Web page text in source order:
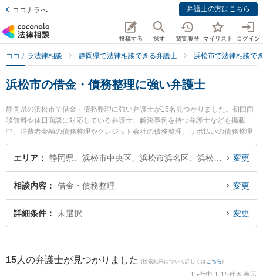
ココナラへ 弁護士の方はこちら
投稿する 探す 閲覧履歴 マイリスト ログイン
ココナラ法律相談 静岡県で法律相談できる弁護士 浜松市で法律相談で
浜松市の借金・債務整理に強い弁護士
静岡県の浜松市で借金・債務整理に強い弁護士が15名見つかりました。初回面
談無料や休日面談に対応している弁護士、解決事例を持つ弁護士なども掲載
中。消費者金融の債務整理やクレジット会社の債務整理、リボ払いの債務整理
等の細かな分野での絞り込み検索もでき便利です。特にJPS総合法律事務所 浜
松オフィスの津木 陽一郎弁護士や弁護士法人リコネス法律事務所の守田 佑介弁
発生した借金・債務整理のトラブルを今すぐに弁護士に相談したい』『借金・
債務整理のトラブル解決の実績豊富な近くの弁護士を検索したい』『初回相談
無料で借金・債務整理を法律相談できる浜松市内の弁護士に相談予約したい』
エリア 変更
相談内容 借金・債務整理 変更
詳細条件 未選択 変更
15 人の弁護士が見つかりました (検索結果について詳しくは こちら)